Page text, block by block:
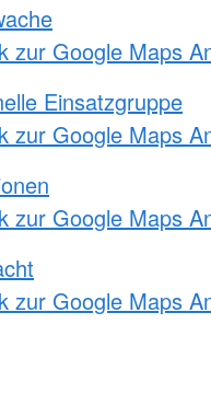
zur Google Maps
Einsatzgruppe
zur Google Maps
zur Google Maps
zur Google Maps